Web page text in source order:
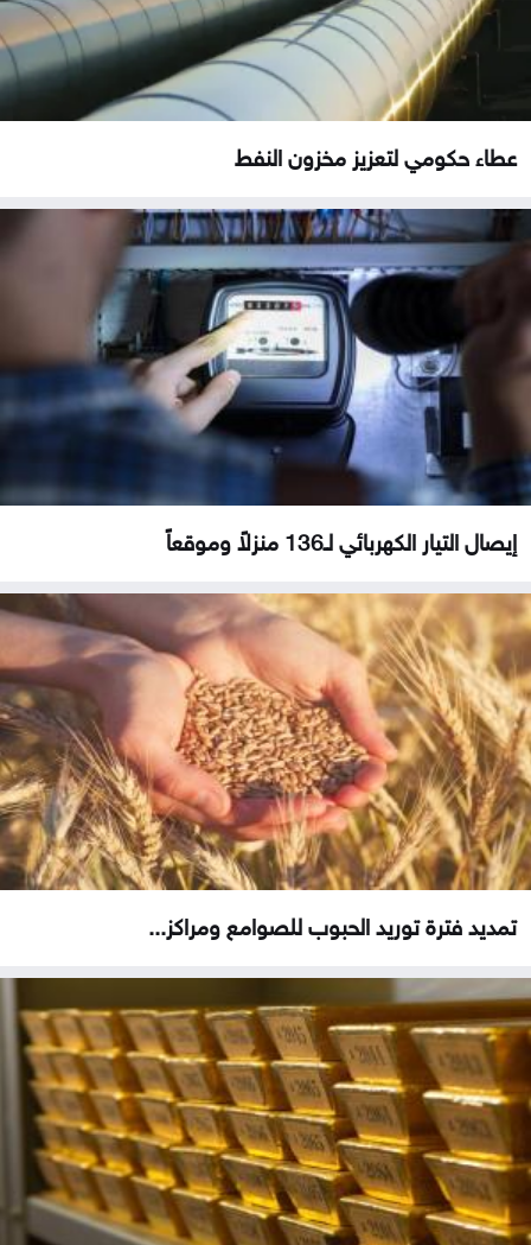
عطاء حكومي لتعزيز مخزون النفط
إيصال التيار الكهربائي لـ136 منزلاً وموقعاً
تمديد فترة توريد الحبوب للصوامع ومراكز...